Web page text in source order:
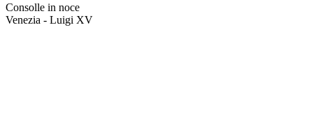
Consolle in noce
Venezia - Luigi XV